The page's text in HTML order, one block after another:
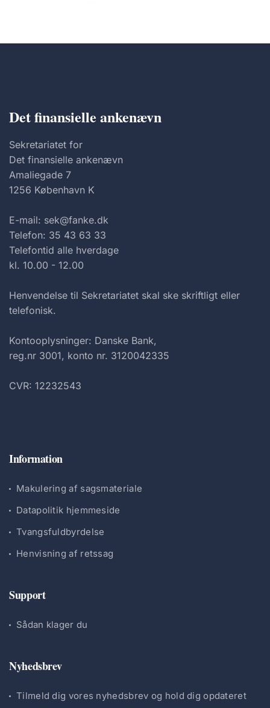
Det finansielle ankenævn
Sekretariatet for
Det finansielle ankenævn
Amaliegade 7
1256 København K
E-mail: sek@fanke.dk
Telefon: 35 43 63 33
Telefontid alle hverdage
kl. 10.00 - 12.00
Henvendelse til Sekretariatet skal ske skriftligt eller
telefonisk.
Kontooplysninger: Danske Bank,
reg.nr 3001, konto nr. 3120042335
CVR: 12232543
Information
Makulering af sagsmateriale
Datapolitik hjemmeside
Tvangsfuldbyrdelse
Henvisning af retssag
Support
Sådan klager du
Nyhedsbrev
Tilmeld dig vores nyhedsbrev og hold dig opdateret